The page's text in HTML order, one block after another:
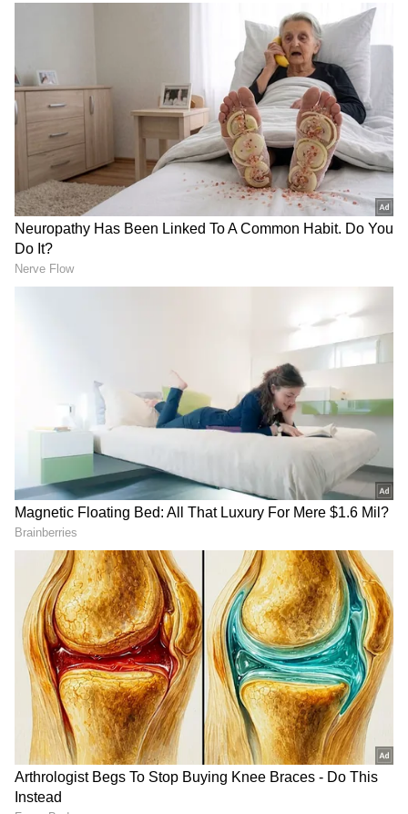
குளுமையாக இருக்கும் போது பெட்ரோல்
போட்டால் முழு அளவு மற்றும் மைலேஜ்
கிடைக்கும்!
ஏசியாநெட் தமிழ்-ஐ உங்கள் முதன்மைத்
தேர்வாக்குங்கள்
2
6
Image Credit :Getty
மொபைல் மேப் 'ரூட்' பிளான்!
ஆபீசுக்கு தினமும் போற வழி தானே என்று
மேப் பார்க்காமல் கிளம்பாதீங்க. போகும்
வழியில் டிராஃபிக் ஜாம் இருந்தால், வண்டி
'ஐட்லிங்'கில் (Idle) நின்று பெட்ரோலை